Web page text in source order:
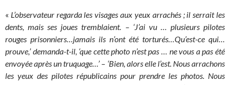
« L’observateur regarda les visages aux yeux arrachés ; il serrait les
dents, mais ses joues tremblaient. – ‘J’ai vu … plusieurs pilotes
rouges prisonniers…jamais ils n’ont été torturés…Qu’est-ce qui…
prouve,’ demanda-t-il, ‘que cette photo n’est pas … ne vous a pas été
envoyée après un truquage…’ – ‘Bien, alors elle l’est. Nous arrachons
les yeux des pilotes républicains pour prendre les photos. Nous